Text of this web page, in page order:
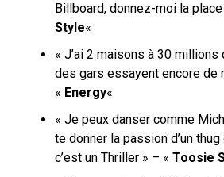
Billboard, donnez-moi la place
Style«
« J’ai 2 maisons à 30
des gars essayent encore de
« Energy«
« Je peux danser comme
te donner la passion d’un thug
c’est un Thriller » – « Toosie